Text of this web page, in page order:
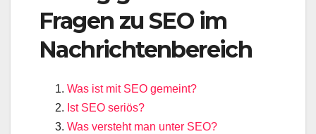
Fragen zu SEO im
Nachrichtenbereich
Was ist mit SEO gemeint?
Ist SEO seriös?
Was versteht man unter SEO?